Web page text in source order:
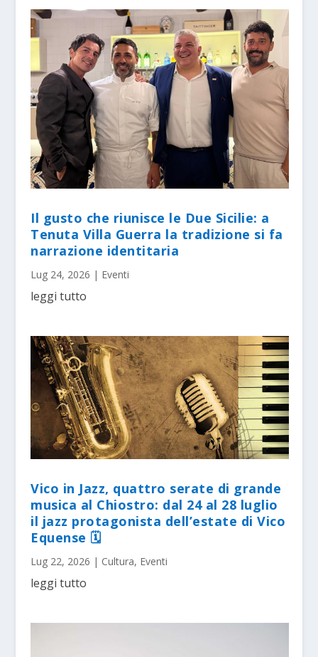
Il gusto che riunisce le Due Sicilie: a
Tenuta Villa Guerra la tradizione si fa
narrazione identitaria
Lug 24, 2026 | Eventi
leggi tutto
Vico in Jazz, quattro serate di grande
musica al Chiostro: dal 24 al 28 luglio
il jazz protagonista dell’estate di Vico
Equense 🗓
Lug 22, 2026 | Cultura, Eventi
leggi tutto